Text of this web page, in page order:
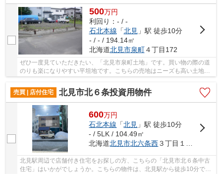
500万円
利回り：- / -
石北本線 「北見」駅 徒歩10分
- / - / 194.14㎡
北海道北見市泉町４丁目172
ぜひ一度見ていただきたい、「北見市泉町土地」です。買い物の際の道
のりも楽になりやすい平坦地です。こちらの売地はニーズも高い土地で
売買 | 店付住宅
北見市北６条投資用物件
600万円
石北本線 「北見 」駅 徒歩10分
- / 5LK / 104.49㎡
北海道北見市北六条西３丁目１４－１
北見駅周辺で店舗付き住宅をお探しの方、こちらの「北見市北６条中古
住宅」はいかがでしょうか。こちらの物件は、北見駅から徒歩10分で、